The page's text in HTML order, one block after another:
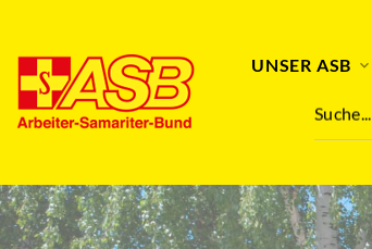
UNSER ASB
Suche...